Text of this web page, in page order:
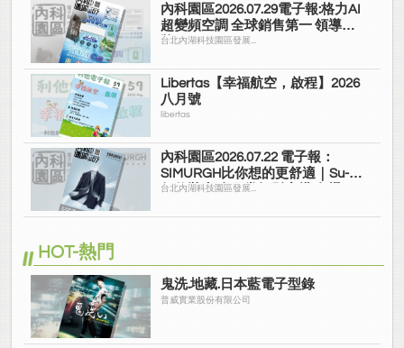
內科園區2026.07.29電子報:格力AI
超變頻空調 全球銷售第一 領導品
牌
台北內湖科技園區發展...
Libertas【幸福航空，啟程】2026
八月號
libertas
內科園區2026.07.22 電子報：
SIMURGH比你想的更舒適｜Su-Si
舒仕裝 都會日常輕鬆穿搭 免燙可
台北內湖科技園區發展...
HOT-熱門
鬼洗.地藏.日本藍電子型錄
普威實業股份有限公司